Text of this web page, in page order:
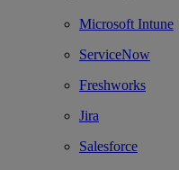
Microsoft Intune
ServiceNow
Freshworks
Jira
Salesforce